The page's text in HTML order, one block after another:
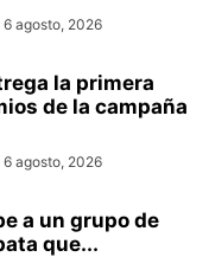
6 agosto, 2026
la primera
de la campaña
6 agosto, 2026
a un grupo de
que...